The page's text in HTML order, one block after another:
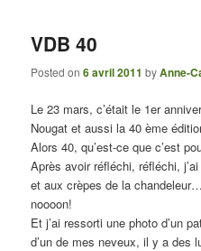
VDB 40
Posted on6 avril 2011 byAnne-
Le 23 mars, c’était le 1er
Nougat et aussi la 40 ème
Alors 40, qu’est-ce que c’est
Après avoir réfléchi, réfléchi,
et aux crèpes de la
noooon!
Et j’ai ressorti une photo d’un
d’un de mes neveux, il y a des